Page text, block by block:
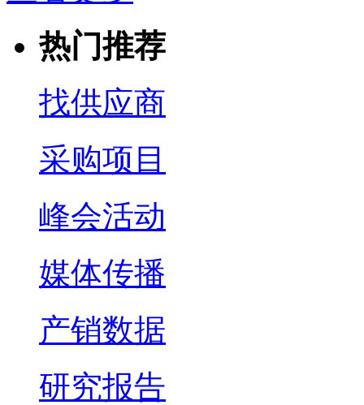
热门推荐
找供应商
采购项目
峰会活动
媒体传播
产销数据
研究报告